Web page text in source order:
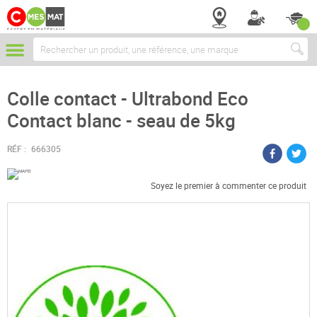
Chercher
Colle contact - Ultrabond Eco
Contact blanc - seau de 5kg
RÉF : 666305
Soyez le premier à commenter ce produit
Passer